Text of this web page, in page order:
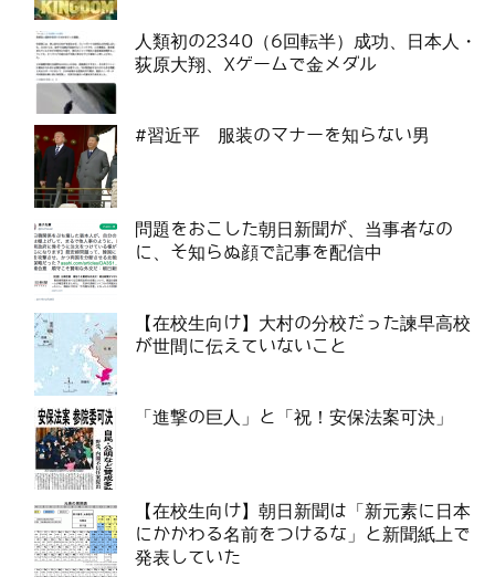
人類初の2340（6回転半）成功、日本人・
荻原大翔、Xゲームで金メダル
#習近平 服装のマナーを知らない男
問題をおこした朝日新聞が、当事者なの
に、そ知らぬ顔で記事を配信中
【在校生向け】大村の分校だった諫早高校
が世間に伝えていないこと
「進撃の巨人」と「祝！安保法案可決」
【在校生向け】朝日新聞は「新元素に日本
にかかわる名前をつけるな」と新聞紙上で
発表していた